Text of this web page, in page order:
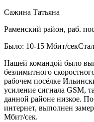
Сажина Татьяна
Раменский район, раб.
Было: 10-15 Мбит/сек
Нашей командой было
безлимитного
рабочем посёлке
усиление сигнала GSM,
данной районе низкое.
интернет, выполнен
Мбит/сек.